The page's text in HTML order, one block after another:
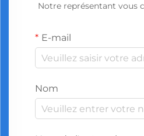
Notre représentant vous
E-mail
Nom